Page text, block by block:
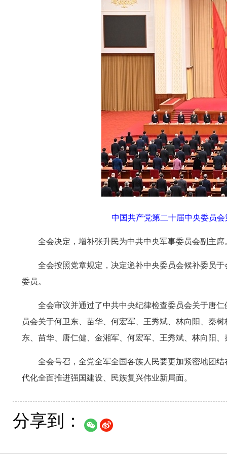
中国共产党第二十届中央委员
全会决定，增补张升民为中共中央军事委员会副主席
全会按照党章规定，决定递补中央委员会候补委员
委员。
全会审议并通过了中共中央纪律检查委员会关于唐
员会关于何卫东、苗华、何宏军、王秀斌、林向阳、秦
东、苗华、唐仁健、金湘军、何宏军、王秀斌、林向阳
全会号召，全党全军全国各族人民要更加紧密地团
代化全面推进强国建设、民族复兴伟业新局面。
分享到：